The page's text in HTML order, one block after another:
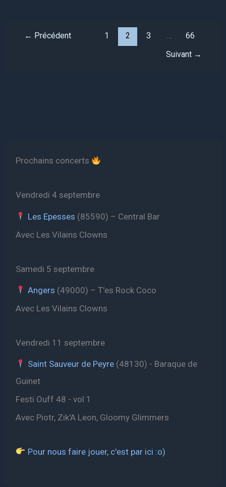
← Précédent 1 2 3
66
Suivant →
Prochains concerts
Vendredi 4 septembre
Les Epesses (85590) – Central Bar
Avec Les Vilains Clowns
Samedi 5 septembre
Angers (49000) – T'es Rock Coco
Avec Les Vilains Clowns
Vendredi 11 septembre
Saint Sauveur de Peyre(48130) - Baraque de
Guinet
Festi Ouff 48 - vol 1
Avec Piotr, Zik'A Leon, Gloomy Glimmers
Pour nous faire jouer, c'est par ici :o)